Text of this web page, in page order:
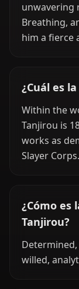
unwavering
Breathing,
him a fierce
¿Cuál es
Within the
Tanjirou is
works as
Slayer Corps.
¿Cómo es
Tanjirou?
willed,